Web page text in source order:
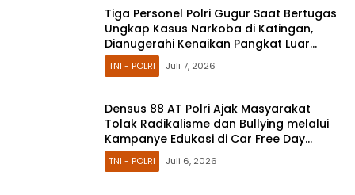
Tiga Personel Polri Gugur Saat Bertugas
Ungkap Kasus Narkoba di Katingan,
Dianugerahi Kenaikan Pangkat Luar
Biasa Anumerta
TNI - POLRI Juli 7, 2026
Densus 88 AT Polri Ajak Masyarakat
Tolak Radikalisme dan Bullying melalui
Kampanye Edukasi di Car Free Day
Makassar
TNI - POLRI Juli 6, 2026